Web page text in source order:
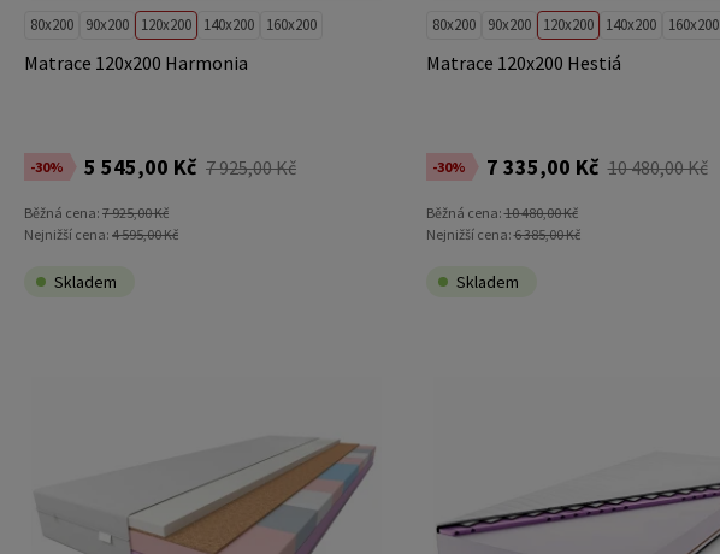
80x200 90x200 120x200 140x200 160x200
Matrace 120x200 Harmonia
-30% 5 545,00 Kč 7 925,00 Kč
Běžná cena: 7 925,00 Kč
Nejnižší cena: 4 595,00 Kč
Skladem
80x200 90x200 120x200 140x200 160x200
Matrace 120x200 Hestiá
-30% 7 335,00 Kč 10 480,00 Kč
Běžná cena:10 480,00 Kč
Nejnižší cena:6 385,00 Kč
Skladem